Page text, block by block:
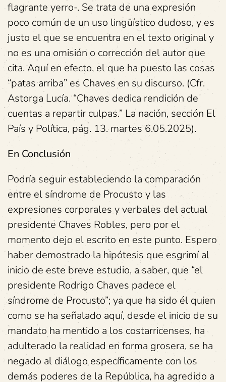
flagrante yerro-. Se trata de una expresión
poco común de un uso lingüístico dudoso, y es
justo el que se encuentra en el texto original y
no es una omisión o corrección del autor que
cita. Aquí en efecto, el que ha puesto las cosas
“patas arriba” es Chaves en su discurso. (Cfr.
Astorga Lucía. “Chaves dedica rendición de
cuentas a repartir culpas.” La nación, sección El
País y Política, pág. 13. martes 6.05.2025).
En Conclusión
Podría seguir estableciendo la comparación
entre el síndrome de Procusto y las
expresiones corporales y verbales del actual
presidente Chaves Robles, pero por el
momento dejo el escrito en este punto. Espero
haber demostrado la hipótesis que esgrimí al
inicio de este breve estudio, a saber, que “el
presidente Rodrigo Chaves padece el
síndrome de Procusto”; ya que ha sido él quien
como se ha señalado aquí, desde el inicio de su
mandato ha mentido a los costarricenses, ha
adulterado la realidad en forma grosera, se ha
negado al diálogo específicamente con los
demás poderes de la República, ha agredido a